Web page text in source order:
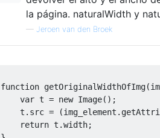
la página. naturalWidth y
— Jeroen van den Broek
function getOriginalWidthOfImg(
var t = new Image();
    t
. src = (img_element .
return t .width;